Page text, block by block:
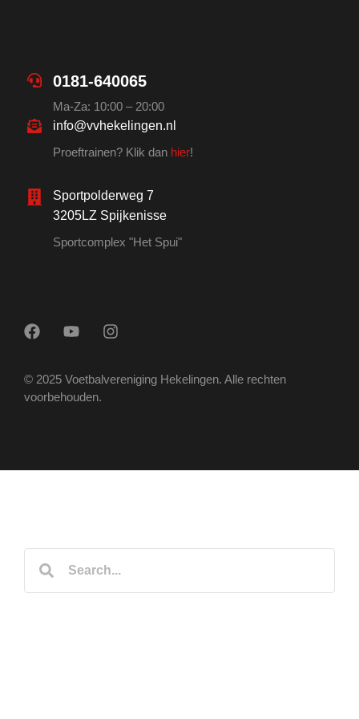
0181-640065
Ma-Za: 10:00 – 20:00
info@vvhekelingen.nl
Proeftrainen? Klik dan hier!
Sportpolderweg 7
3205LZ Spijkenisse
Sportcomplex "Het Spui"
© 2025 Voetbalvereniging Hekelingen. Alle rechten
voorbehouden.